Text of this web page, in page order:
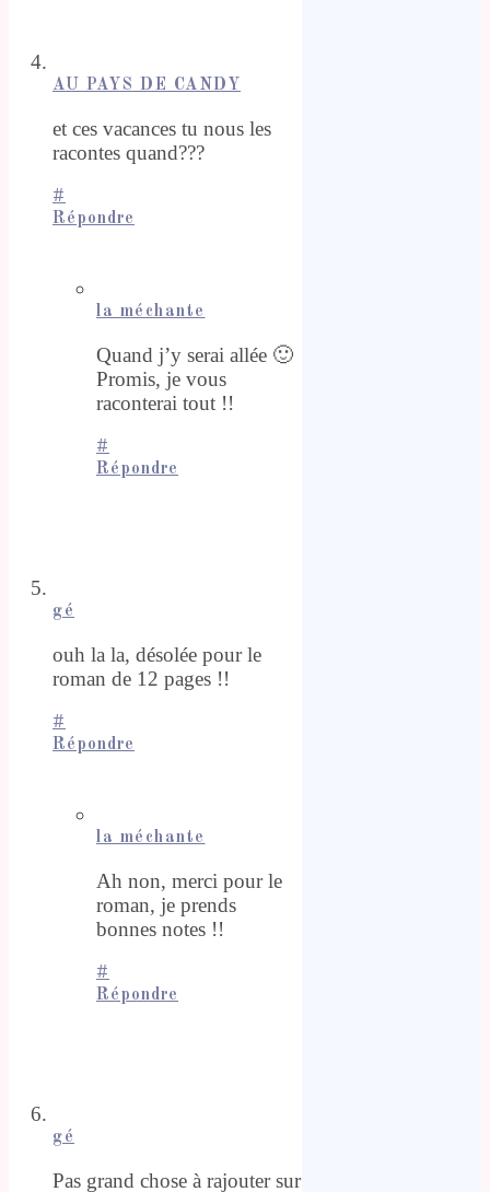
AU PAYS DE CANDY
et ces vacances tu nous les
racontes quand???
#
Répondre
la méchante
Quand j’y serai allée 🙂
Promis, je vous
raconterai tout !!
#
Répondre
gé
ouh la la, désolée pour le
roman de 12 pages !!
#
Répondre
la méchante
Ah non, merci pour le
roman, je prends
bonnes notes !!
#
Répondre
gé
Pas grand chose à rajouter sur